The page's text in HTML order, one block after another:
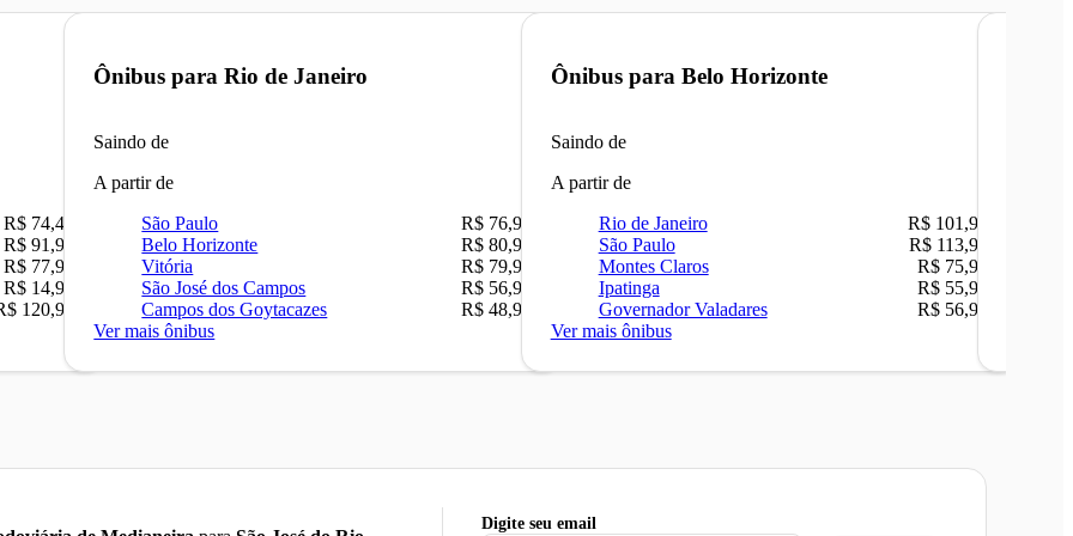
R$ 74,48
R$ 91,90
R$ 77,90
R$ 14,90
120,90
Ônibus paraRio de Janeiro
Saindo de
A partir de
São Paulo
R$ 76,90
Belo Horizonte
R$ 80,90
Vitória
R$ 79,90
São José dos Campos
R$ 56,90
Campos dos Goytacazes
R$ 48,90
Ver mais ônibus
Ônibus para Belo Horizonte
Saindo de
A partir de
Rio de Janeiro
R$ 101,90
São Paulo
R$ 113,90
Montes Claros
R$ 75,90
Ipatinga
R$ 55,90
Governador Valadares
R$ 56,90
Ver mais ônibus
Digite seu email